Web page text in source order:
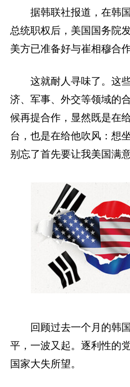
据韩联社报道，在韩
总统职权后，美国国务院
美方已准备好与崔相穆合作
这就耐人寻味了。这
济、军事、外交等领域的
候再提合作，显然既是在
台，也是在给他吹风：想
别忘了首先要让我美国满
回顾过去一个月的韩
平，一波又起。逐利性的
国家大失所望。